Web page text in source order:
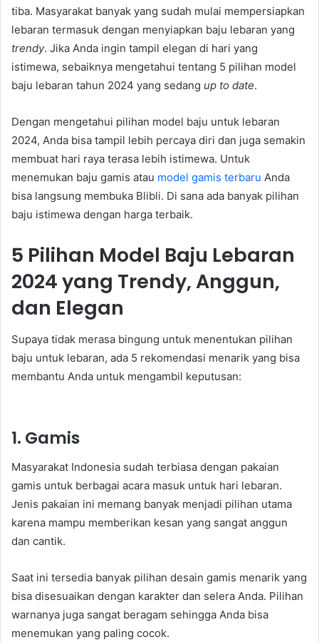
tiba. Masyarakat banyak yang sudah mulai mempersiapkan
lebaran termasuk dengan menyiapkan baju lebaran yang
trendy. Jika Anda ingin tampil elegan di hari yang
istimewa, sebaiknya mengetahui tentang 5 pilihan model
baju lebaran tahun 2024 yang sedang up to date.
Dengan mengetahui pilihan model baju untuk lebaran
2024, Anda bisa tampil lebih percaya diri dan juga semakin
membuat hari raya terasa lebih istimewa. Untuk
menemukan baju gamis atau model gamis terbaru Anda
bisa langsung membuka Blibli. Di sana ada banyak pilihan
baju istimewa dengan harga terbaik.
5 Pilihan Model Baju Lebaran
2024 yang Trendy, Anggun,
dan Elegan
Supaya tidak merasa bingung untuk menentukan pilihan
baju untuk lebaran, ada 5 rekomendasi menarik yang bisa
membantu Anda untuk mengambil keputusan:
1. Gamis
Masyarakat Indonesia sudah terbiasa dengan pakaian
gamis untuk berbagai acara masuk untuk hari lebaran.
Jenis pakaian ini memang banyak menjadi pilihan utama
karena mampu memberikan kesan yang sangat anggun
dan cantik.
Saat ini tersedia banyak pilihan desain gamis menarik yang
bisa disesuaikan dengan karakter dan selera Anda. Pilihan
warnanya juga sangat beragam sehingga Anda bisa
menemukan yang paling cocok.